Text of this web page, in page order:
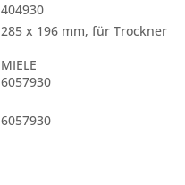
404930
285 x 196 mm, für Trockner
MIELE
6057930
6057930